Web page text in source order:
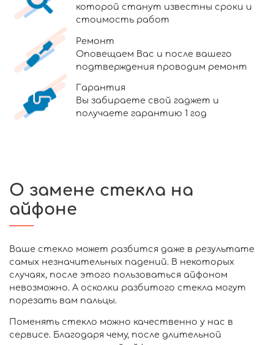
которой станут известны сроки и
стоимость работ
Ремонт
Оповещаем Вас и после вашего
подтверждения проводим ремонт
Гарантия
Вы забираете свой гаджет и
получаете гарантию 1 год
О замене стекла на
айфоне
Ваше стекло может разбится даже в результате
самых незначительных падений. В некоторых
случаях, после этого пользоваться айфоном
невозможно. А осколки разбитого стекла могут
порезать вам пальцы.
Поменять стекло можно качественно у нас в
сервисе. Благодаря чему, после длительной